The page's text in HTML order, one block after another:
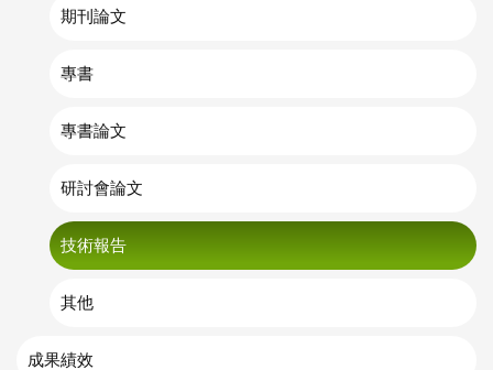
期刊論文
專書
專書論文
研討會論文
技術報告
其他
成果績效